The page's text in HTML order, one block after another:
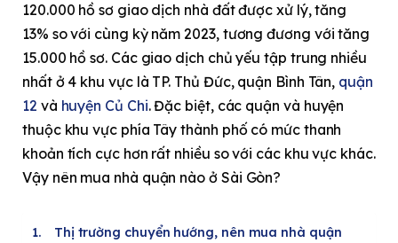
120.000 hồ sơ giao dịch nhà đất được xử lý, tăng
13% so với cùng kỳ năm 2023, tương đương với tăng
15.000 hồ sơ. Các giao dịch chủ yếu tập trung nhiều
nhất ở 4 khu vực là TP. Thủ Đức, quận Bình Tân, quận
12 và huyện Củ Chi. Đặc biệt, các quận và huyện
thuộc khu vực phía Tây thành phố có mức thanh
khoản tích cực hơn rất nhiều so với các khu vực khác.
Vậy nên mua nhà quận nào ở Sài Gòn?
Thị trường chuyển hướng, nên mua nhà quận